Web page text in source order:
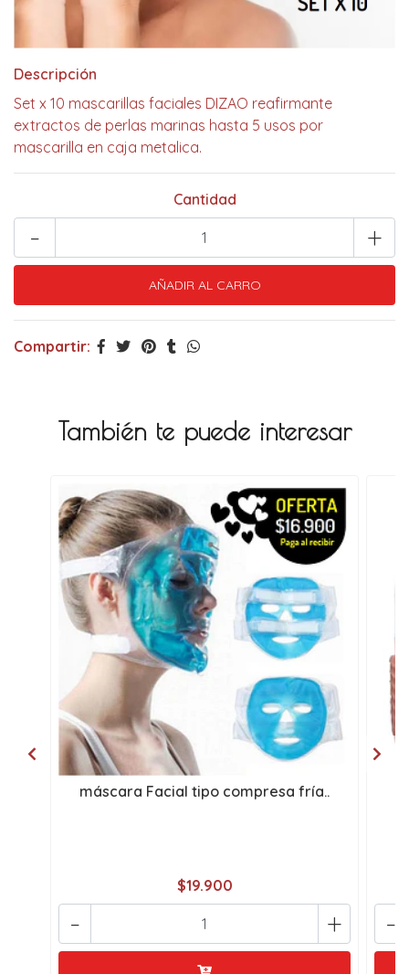
Descripción
Set x 10 mascarillas faciales DIZAO reafirmante
extractos de perlas marinas hasta 5 usos por
mascarilla en caja metalica.
Cantidad
+
-
Compartir:
También te puede interesar
máscara Facial tipo compresa fría..
$19.900
+
- -